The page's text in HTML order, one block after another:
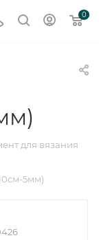
0
для вязания
5мм)